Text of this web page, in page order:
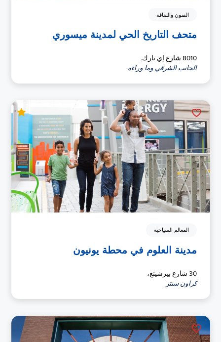
الفنون والثقافة
متحف التاريخ الحي لمدينة ميسوري
8010 شارع إي بارك.
الجانب الشرقي وما وراءه
المعالم السياحية
مدينة العلوم في محطة يونيون
30 شارع بيرشينغ،
كراون سنتر